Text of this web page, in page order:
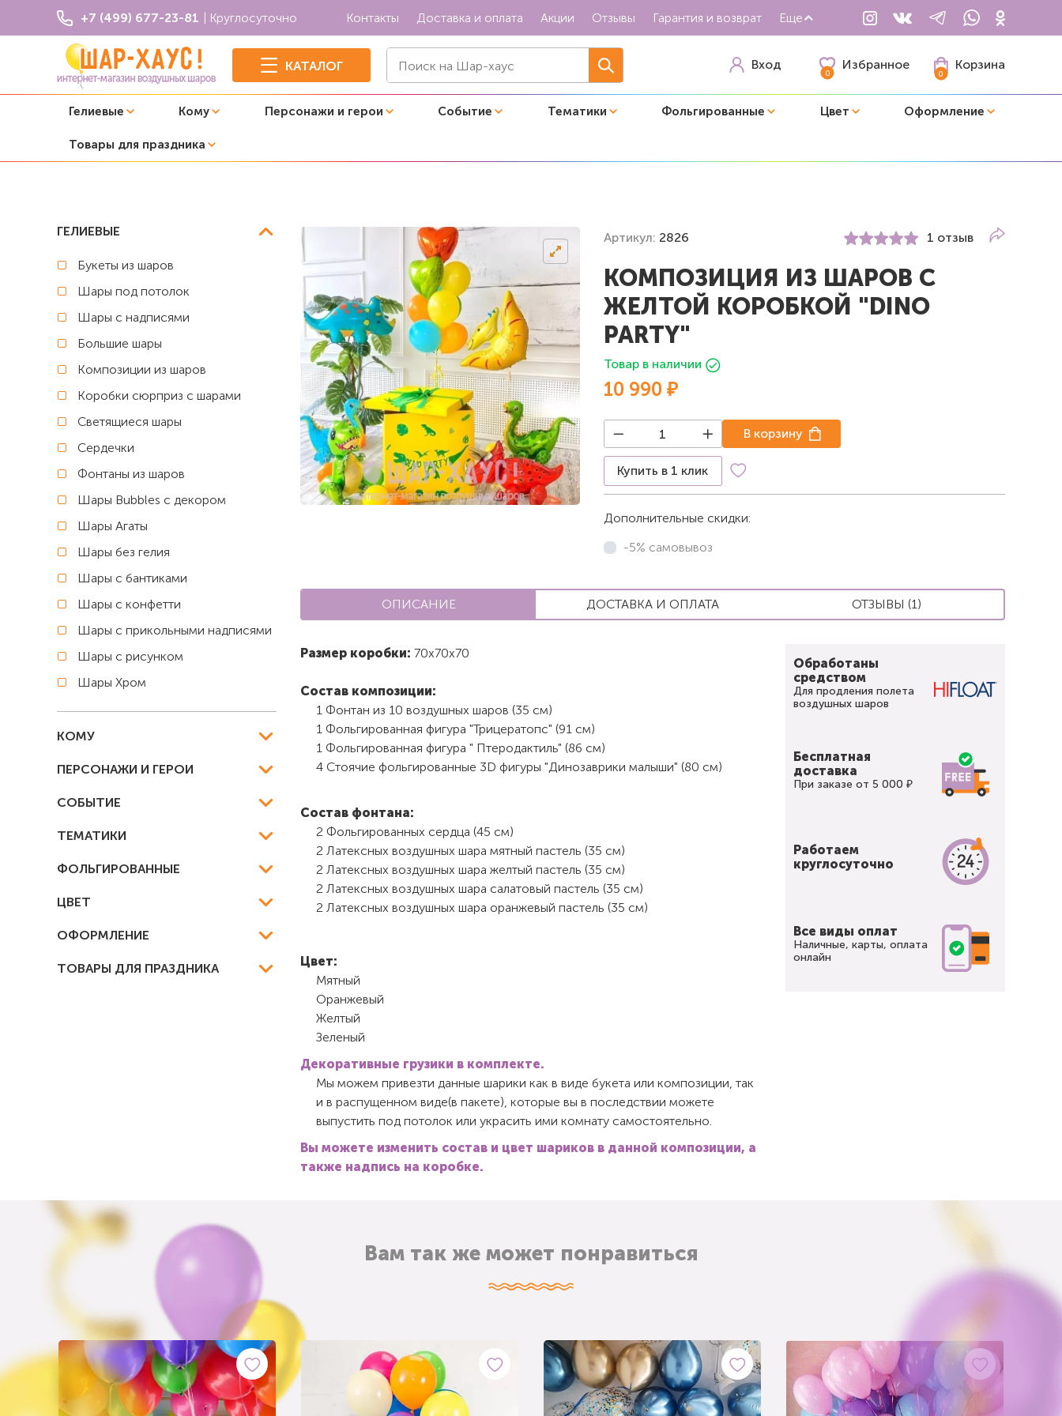
+7 (499) 677-23-81 | Круглосуточно Контакты Доставка и оплата Акции Отзывы Гарантия и возврат Еще
КАТАЛОГ Вход
0
Избранное
0
Корзина
Гелиевые Кому Персонажи и герои Событие Тематики Фольгированные Цвет Оформление
Товары для праздника
Динозавры
ГЕЛИЕВЫЕ
Букеты из шаров
Шары под потолок
Шары с надписями
Большие шары
Композиции из шаров
Коробки сюрприз с шарами
Светящиеся шары
Сердечки
Фонтаны из шаров
Шары Bubbles с декором
Шары Агаты
Шары без гелия
Шары с бантиками
Шары с конфетти
Шары с прикольными надписями
Шары с рисунком
Шары Хром
КОМУ
ПЕРСОНАЖИ И ГЕРОИ
СОБЫТИЕ
ТЕМАТИКИ
ФОЛЬГИРОВАННЫЕ
ЦВЕТ
ОФОРМЛЕНИЕ
ТОВАРЫ ДЛЯ ПРАЗДНИКА
Артикул: 2826 1 отзыв
КОМПОЗИЦИЯ ИЗ ШАРОВ С
ЖЕЛТОЙ КОРОБКОЙ "DINO
PARTY"
Товар в наличии
10 990 ₽
Купить в 1 клик
В корзину
Дополнительные скидки:
-5% самовывоз
ОПИСАНИЕ ДОСТАВКА И ОПЛАТА ОТЗЫВЫ (1)
Размер коробки: 70х70х70
Состав композиции:
1 Фонтан из 10 воздушных шаров (35 см)
1 Фольгированная фигура "Трицератопс" (91 см)
1 Фольгированная фигура " Птеродактиль" (86 см)
4 Стоячие фольгированные 3D фигуры "Динозаврики малыши" (80 см)
Состав фонтана:
2 Фольгированных сердца (45 см)
2 Латексных воздушных шара мятный пастель (35 см)
2 Латексных воздушных шара желтый пастель (35 см)
2 Латексных воздушных шара салатовый пастель (35 см)
2 Латексных воздушных шара оранжевый пастель (35 см)
Цвет:
Мятный
Оранжевый
Желтый
Зеленый
Декоративные грузики в комплекте.
Мы можем привезти данные шарики как в виде букета или композиции, так
и в распущенном виде(в пакете), которые вы в последствии можете
выпустить под потолок или украсить ими комнату самостоятельно.
Вы можете изменить состав и цвет шариков в данной композиции, а
также надпись на коробке.
Обработаны
средством
Для продления полета
воздушных шаров
Бесплатная
доставка
При заказе от 5 000 ₽
Работаем
круглосуточно
Все виды оплат
Наличные, карты, оплата
онлайн
Вам так же может понравиться